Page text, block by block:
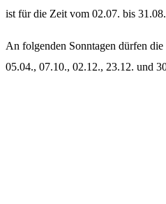
ist für die Zeit vom 02.07. bis
An folgenden Sonntagen dürfen
05.04., 07.10., 02.12., 23.12. und